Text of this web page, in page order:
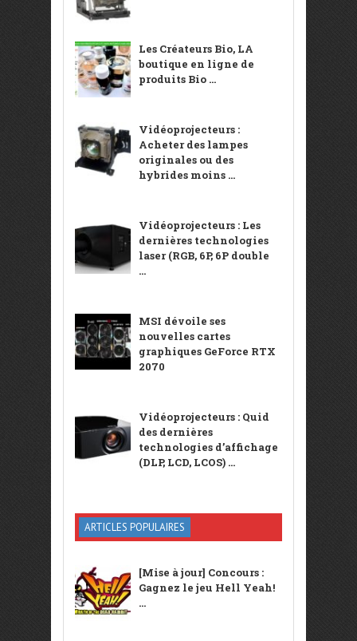
Les Créateurs Bio, LA
boutique en ligne de
produits Bio ...
Vidéoprojecteurs :
Acheter des lampes
originales ou des
hybrides moins ...
Vidéoprojecteurs : Les
dernières technologies
laser (RGB, 6P, 6P double
...
MSI dévoile ses
nouvelles cartes
graphiques GeForce RTX
2070
Vidéoprojecteurs : Quid
des dernières
technologies d’affichage
(DLP, LCD, LCOS) ...
ARTICLES POPULAIRES
[Mise à jour] Concours :
Gagnez le jeu Hell Yeah!
...